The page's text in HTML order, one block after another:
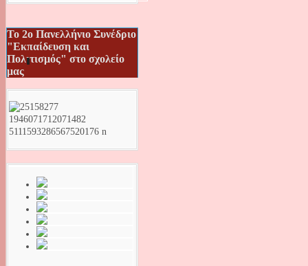
Το 2ο Πανελλήνιο Συνέδριο
"Εκπαίδευση και
Πολιτισμός" στο σχολείο
μας